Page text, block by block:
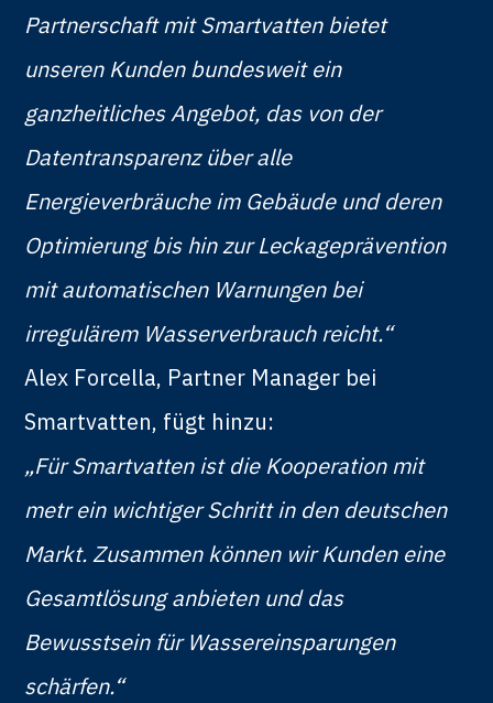
Partnerschaft mit Smartvatten bietet
unseren Kunden bundesweit ein
ganzheitliches Angebot, das von der
Datentransparenz über alle
Energieverbräuche im Gebäude und deren
Optimierung bis hin zur Leckageprävention
mit automatischen Warnungen bei
irregulärem Wasserverbrauch reicht.“
Alex Forcella, Partner Manager bei
Smartvatten, fügt hinzu:
„Für Smartvatten ist die Kooperation mit
metr ein wichtiger Schritt in den deutschen
Markt. Zusammen können wir Kunden eine
Gesamtlösung anbieten und das
Bewusstsein für Wassereinsparungen
schärfen.“